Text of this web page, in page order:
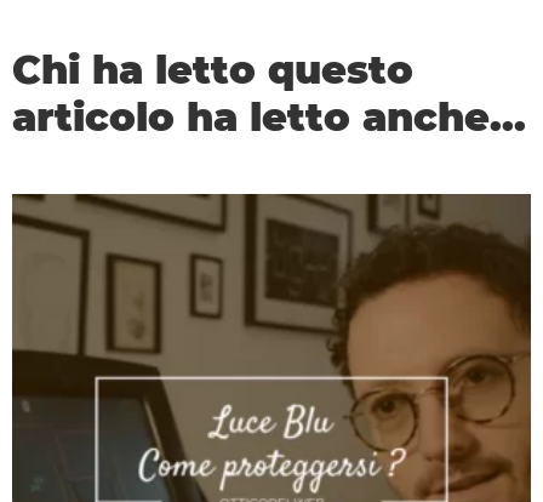
Chi ha letto questo
articolo ha letto anche...